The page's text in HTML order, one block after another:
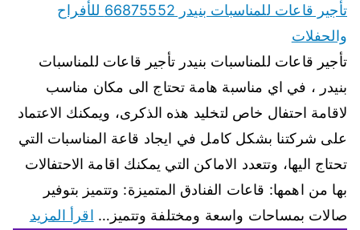
تأجير قاعات للمناسبات بنيدر 66875552 للأفراح
والحفلات
تأجير قاعات للمناسبات بنيدر تأجير قاعات للمناسبات
بنيدر ، في اي مناسبة هامة تحتاج الى مكان مناسب
لاقامة احتفال خاص لتخليد هذه الذكرى، ويمكنك الاعتماد
على شركتنا بشكل كامل في ايجاد قاعة المناسبات التي
تحتاج اليها، وتتعدد الاماكن التي يمكنك اقامة الاحتفالات
بها من اهمها: قاعات الفنادق المتميزة: وتتميز بتوفير
صالات بمساحات واسعة ومختلفة وتتميز… اقرأ المزيد